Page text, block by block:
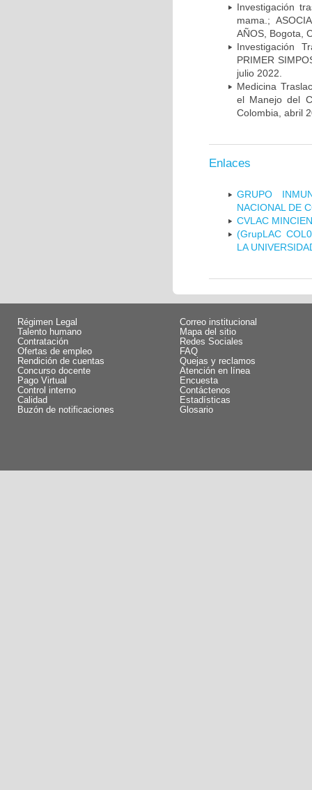
Investigación
mama.;
AÑOS, Bogota,
Investigación
PRIMER
julio 2022.
Medicina
el Manejo del
Colombia, abril
Enlaces
GRUPO
NACIONAL DE
CVLAC
(GrupLAC
LA
Régimen Legal
Talento humano
Contratación
Ofertas de empleo
Rendición de cuentas
Concurso docente
Pago Virtual
Control interno
Calidad
Buzón de notificaciones
Correo institucional
Mapa del sitio
Redes Sociales
FAQ
Quejas y reclamos
Atención en línea
Encuesta
Contáctenos
Estadísticas
Glosario